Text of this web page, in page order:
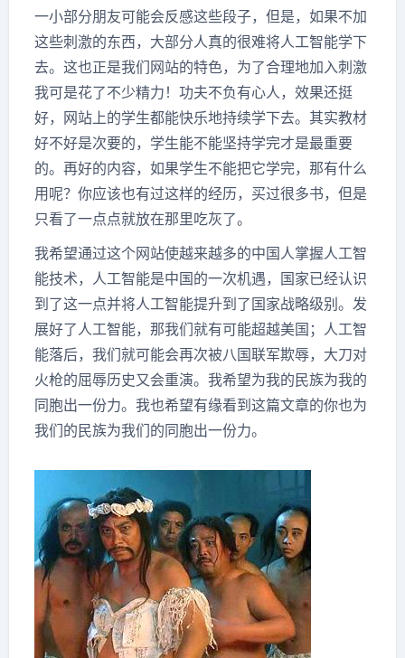
一小部分朋友可能会反感这些段子，但是，如果不加
这些刺激的东西，大部分人真的很难将人工智能学下
去。这也正是我们网站的特色，为了合理地加入刺激
我可是花了不少精力！功夫不负有心人，效果还挺
好，网站上的学生都能快乐地持续学下去。其实教材
好不好是次要的，学生能不能坚持学完才是最重要
的。再好的内容，如果学生不能把它学完，那有什么
用呢？你应该也有过这样的经历，买过很多书，但是
只看了一点点就放在那里吃灰了。
我希望通过这个网站使越来越多的中国人掌握人工智
能技术，人工智能是中国的一次机遇，国家已经认识
到了这一点并将人工智能提升到了国家战略级别。发
展好了人工智能，那我们就有可能超越美国；人工智
能落后，我们就可能会再次被八国联军欺辱，大刀对
火枪的屈辱历史又会重演。我希望为我的民族为我的
同胞出一份力。我也希望有缘看到这篇文章的你也为
我们的民族为我们的同胞出一份力。